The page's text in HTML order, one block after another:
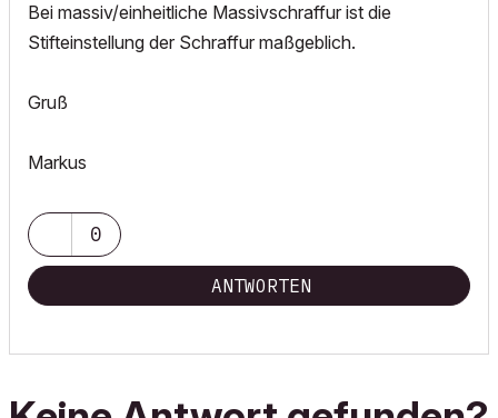
Bei massiv/einheitliche Massivschraffur ist die
Stifteinstellung der Schraffur maßgeblich.
Gruß
Markus
0
ANTWORTEN